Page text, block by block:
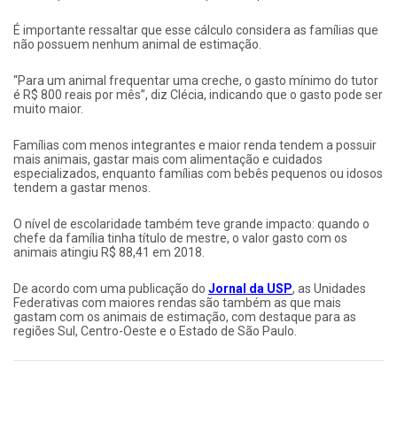
É importante ressaltar que esse cálculo considera as famílias que
não possuem nenhum animal de estimação.
“Para um animal frequentar uma creche, o gasto mínimo do tutor
é R$ 800 reais por mês”, diz Clécia, indicando que o gasto pode ser
muito maior.
Famílias com menos integrantes e maior renda tendem a possuir
mais animais, gastar mais com alimentação e cuidados
especializados, enquanto famílias com bebês pequenos ou idosos
tendem a gastar menos.
O nível de escolaridade também teve grande impacto: quando o
chefe da família tinha título de mestre, o valor gasto com os
animais atingiu R$ 88,41 em 2018.
De acordo com uma publicação do Jornal da USP, as Unidades
Federativas com maiores rendas são também as que mais
gastam com os animais de estimação, com destaque para as
regiões Sul, Centro-Oeste e o Estado de São Paulo.